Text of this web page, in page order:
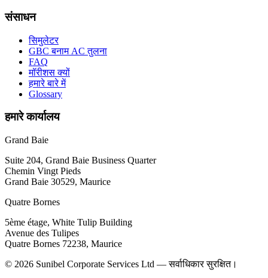
संसाधन
सिमुलेटर
GBC बनाम AC तुलना
FAQ
मॉरीशस क्यों
हमारे बारे में
Glossary
हमारे कार्यालय
Grand Baie
Suite 204, Grand Baie Business Quarter
Chemin Vingt Pieds
Grand Baie 30529, Maurice
Quatre Bornes
5ème étage, White Tulip Building
Avenue des Tulipes
Quatre Bornes 72238, Maurice
© 2026 Sunibel Corporate Services Ltd — सर्वाधिकार सुरक्षित।